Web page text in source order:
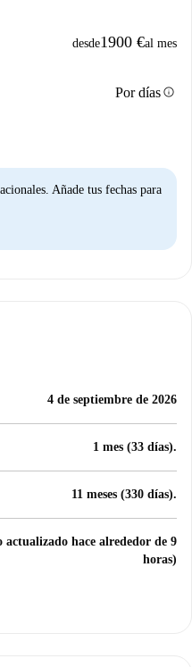
desde1900 €al mes
Por díasinfo
Añade tus fechas para
4 de septiembre de 2026
1 mes (33 días).
11 meses (330 días).
actualizado hace alrededor de 9
horas)